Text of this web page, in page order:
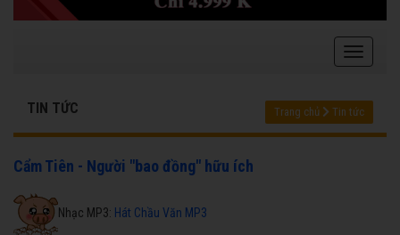
TIN TỨC Trang chủ Tin tức
Cẩm Tiên - Người "bao đồng" hữu ích
Nhạc MP3: Hát Chầu Văn MP3